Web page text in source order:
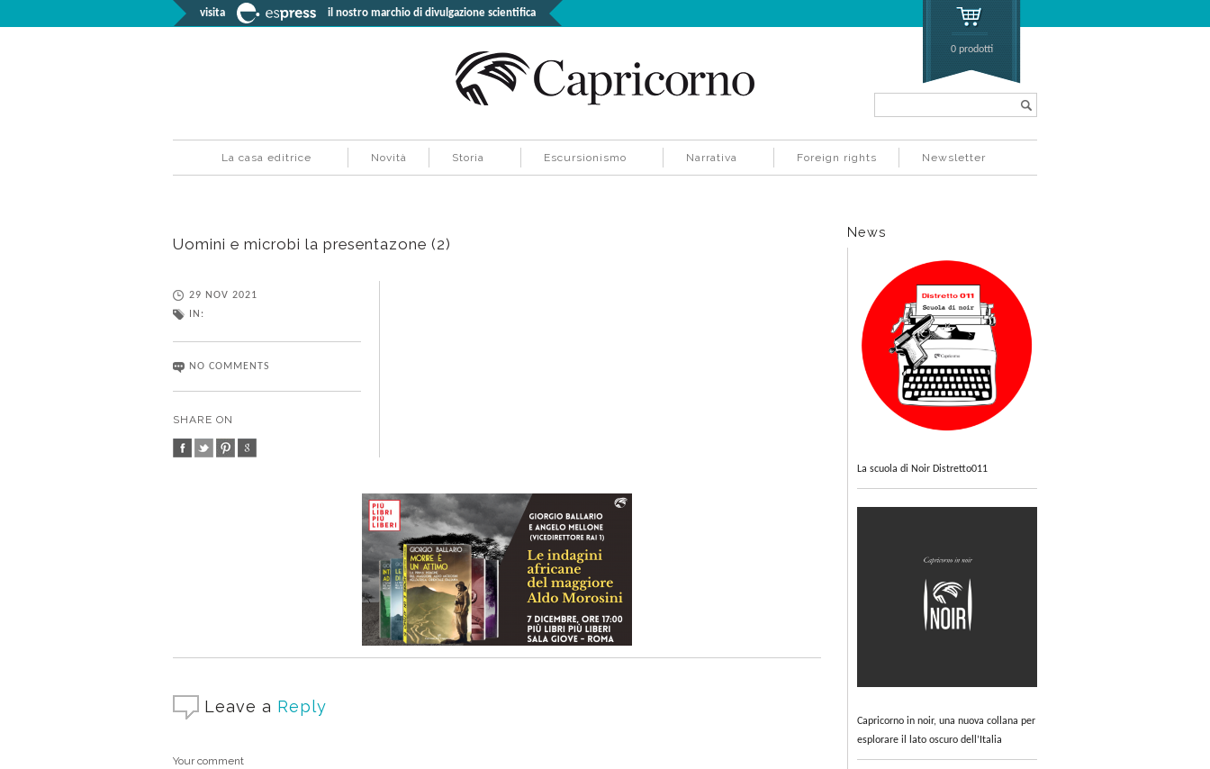
visita il nostro marchio di divulgazione scientifica
0 prodotti
La casa editrice Novità Storia Escursionismo Narrativa Foreign rights Newsletter
Uomini e microbi la presentazone (2)
29 NOV 2021
IN:
NO COMMENTS
SHARE ON
Leave a Reply
Your comment
News
La scuola di Noir Distretto011
Capricorno in noir, una nuova collana per
esplorare il lato oscuro dell’Italia